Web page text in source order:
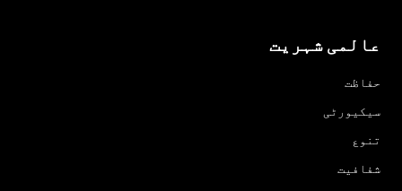
عالمی شہریت
حفاظت
سیکیورٹی
تنوع
شفافیت